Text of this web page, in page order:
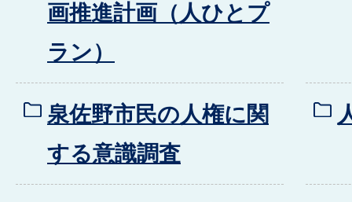
画推進計画（人ひとプ
ラン）
泉佐野市民の人権に関
する意識調査